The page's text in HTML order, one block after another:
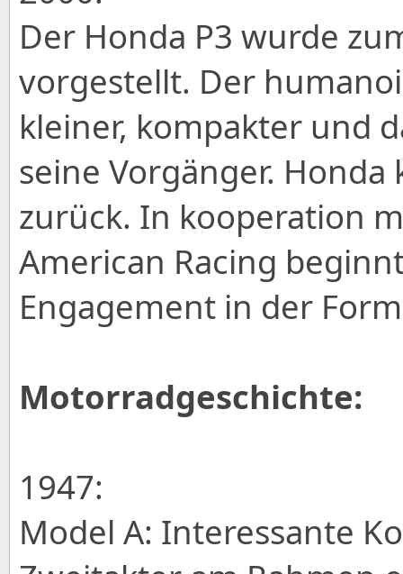
Der Honda P3 wurde
vorgestellt. Der
kleiner, kompakter und
seine Vorgänger.
zurück. In kooperation
American Racing
Engagement in der
Motorradgeschichte:
1947:
Model A: Interessante